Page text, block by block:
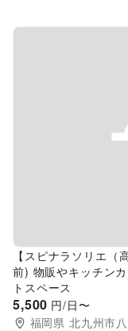
Previous slide
【スピナラソリエ（
前) 物販やキッチン
トスペース
5,500 円/日〜
福岡県 北九州市